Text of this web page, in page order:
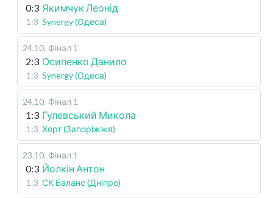
0:3 Якимчук Леонід
1:3 Synergy (Одеса)
24.10. Фінал 1
2:3 Осипенко Данило
1:3 Synergy (Одеса)
24.10. Фінал 1
1:3 Гулевський Микола
1:3 Хорт (Запоріжжя)
23.10. Фінал 1
0:3 Йолкін Антон
1:3 СК Баланс (Дніпро)